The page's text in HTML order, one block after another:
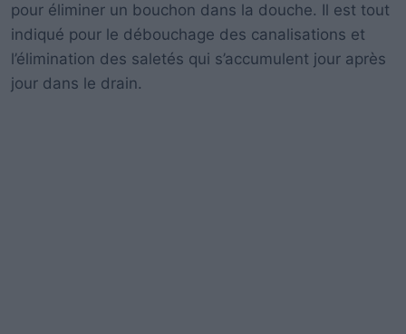
pour éliminer un bouchon dans la douche. Il est tout
indiqué pour le débouchage des canalisations et
l’élimination des saletés qui s’accumulent jour après
jour dans le drain.